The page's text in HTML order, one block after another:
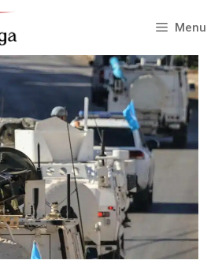
Menu